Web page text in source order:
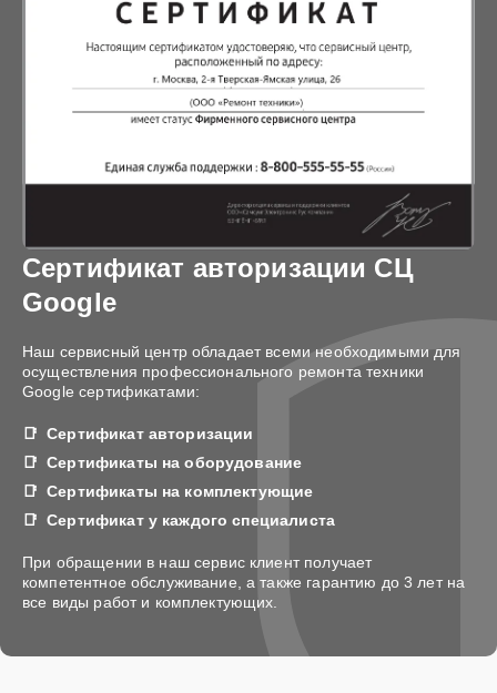
Сертификат авторизации СЦ
Google
Наш сервисный центр обладает всеми необходимыми для
осуществления профессионального ремонта техники
Google сертификатами:
Сертификат авторизации
Сертификаты на оборудование
Сертификаты на комплектующие
Сертификат у каждого специалиста
При обращении в наш сервис клиент получает
компетентное обслуживание, а также гарантию до 3 лет на
все виды работ и комплектующих.